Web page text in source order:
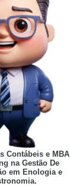
Contábeis e MBA
na Gestão De
em Enologia e